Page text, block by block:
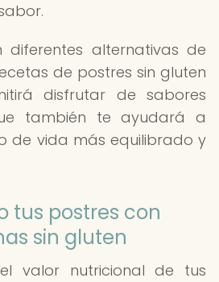
diferentes alternativas de
de postres sin gluten
disfrutar de sabores
también te ayudará a
de vida más equilibrado y
tus postres con
sin gluten
valor nutricional de tus